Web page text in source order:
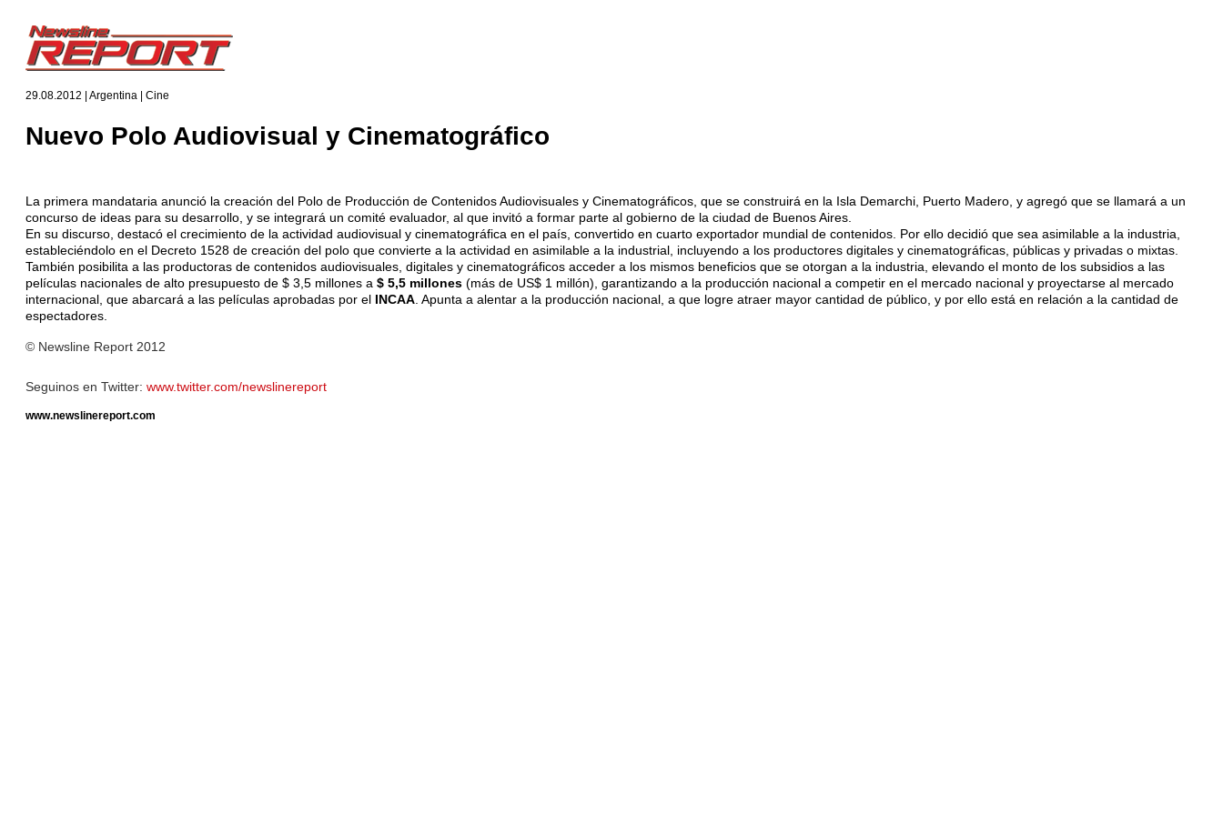
29.08.2012 | Argentina | Cine
Nuevo Polo Audiovisual y Cinematográfico
La primera mandataria anunció la creación del Polo de Producción de Contenidos Audiovisuales y Cinematográficos, que se construirá en la Isla Demarchi, Puerto Madero, y agregó que se llamará a un
concurso de ideas para su desarrollo, y se integrará un comité evaluador, al que invitó a formar parte al gobierno de la ciudad de Buenos Aires.
En su discurso, destacó el crecimiento de la actividad audiovisual y cinematográfica en el país, convertido en cuarto exportador mundial de contenidos. Por ello decidió que sea asimilable a la industria,
estableciéndolo en el Decreto 1528 de creación del polo que convierte a la actividad en asimilable a la industrial, incluyendo a los productores digitales y cinematográficas, públicas y privadas o mixtas.
También posibilita a las productoras de contenidos audiovisuales, digitales y cinematográficos acceder a los mismos beneficios que se otorgan a la industria, elevando el monto de los subsidios a las
películas nacionales de alto presupuesto de $ 3,5 millones a $ 5,5 millones (más de US$ 1 millón), garantizando a la producción nacional a competir en el mercado nacional y proyectarse al mercado
internacional, que abarcará a las películas aprobadas por el INCAA . Apunta a alentar a la producción nacional, a que logre atraer mayor cantidad de público, y por ello está en relación a la cantidad de
espectadores.
© Newsline Report 2012
Seguinos en Twitter: www.twitter.com/newslinereport
www.newslinereport.com